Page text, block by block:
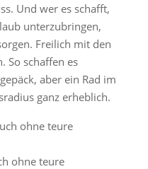
Und wer es schafft,
unterzubringen,
Freilich mit den
So schaffen es
aber ein Rad im
ganz erheblich.
ohne teure